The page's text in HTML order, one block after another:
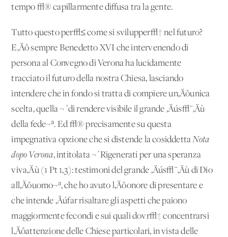
tempo √® capillarmente diffusa tra la gente.
Tutto questo per√≤ come si svilupper√† nel futuro?
E‚Äô sempre Benedetto XVI che intervenendo di
persona al Convegno di Verona ha lucidamente
tracciato il futuro della nostra Chiesa, lasciando
intendere che in fondo si tratta di compiere un‚Äôunica
scelta, quella ¬´di rendere visibile il grande ‚Äús√¨‚Äù
della fede¬ª. Ed √® precisamente su questa
impegnativa opzione che si distende la cosiddettaNota
dopo Verona, intitolata ¬´Rigenerati per una speranza
viva‚Äù (1 Pt 1,3): testimoni del grande ‚Äús√¨‚Äù di Dio
all‚Äôuomo¬ª, che ho avuto l‚Äôonore di presentare e
che intende ‚Äúfar risaltare gli aspetti che paiono
maggiormente fecondi e sui quali dovr√† concentrarsi
l‚Äôattenzione delle Chiese particolari, in vista delle